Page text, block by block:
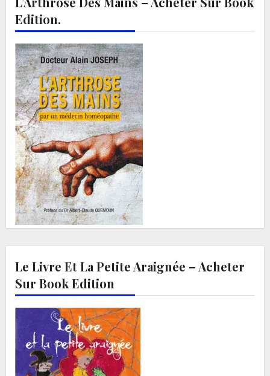
Edition.
Le Livre Et La Petite Araignée – Acheter
Sur Book Edition